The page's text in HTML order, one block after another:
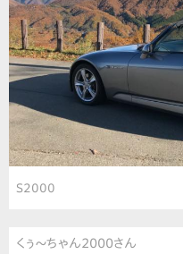
S2000
くぅ〜ちゃん2000さん